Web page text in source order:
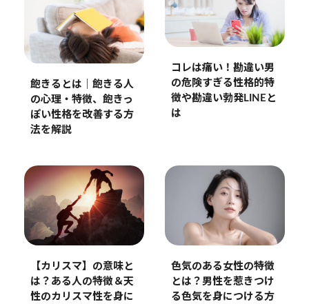
飽きるとは｜飽きる人
の心理・特徴、飽きっ
ぽい性格を改善する方
法を解説
コレは痛い！勘違い男
の危険すぎる性格的特
徴や勘違い勃発LINEと
は
【カリスマ】の意味と
は？ある人の特徴＆天
性のカリスマ性を身に
色気のある女性の特徴
とは？男性を惹きつけ
る色気を身につける方